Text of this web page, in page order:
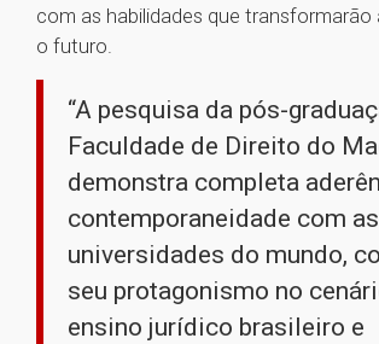
com as habilidades que transformarão
o futuro.
“A pesquisa da pós-
Faculdade de Direito do
demonstra completa
contemporaneidade com
universidades do mundo,
seu protagonismo no
ensino jurídico brasileiro e